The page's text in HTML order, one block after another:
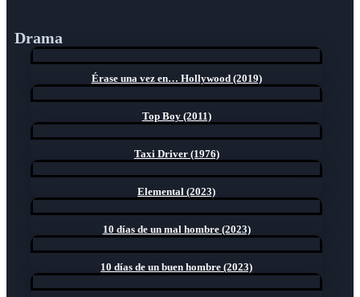
Drama
Érase una vez en… Hollywood (2019)
Top Boy (2011)
Taxi Driver (1976)
Elemental (2023)
10 días de un mal hombre (2023)
10 días de un buen hombre (2023)